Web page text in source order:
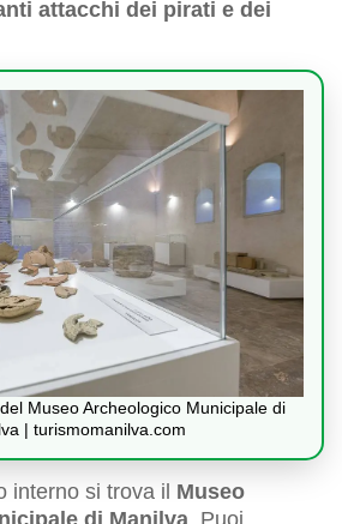
attacchi dei pirati e dei
Museo Archeologico Municipale di
| turismomanilva.com
interno si trova il Museo